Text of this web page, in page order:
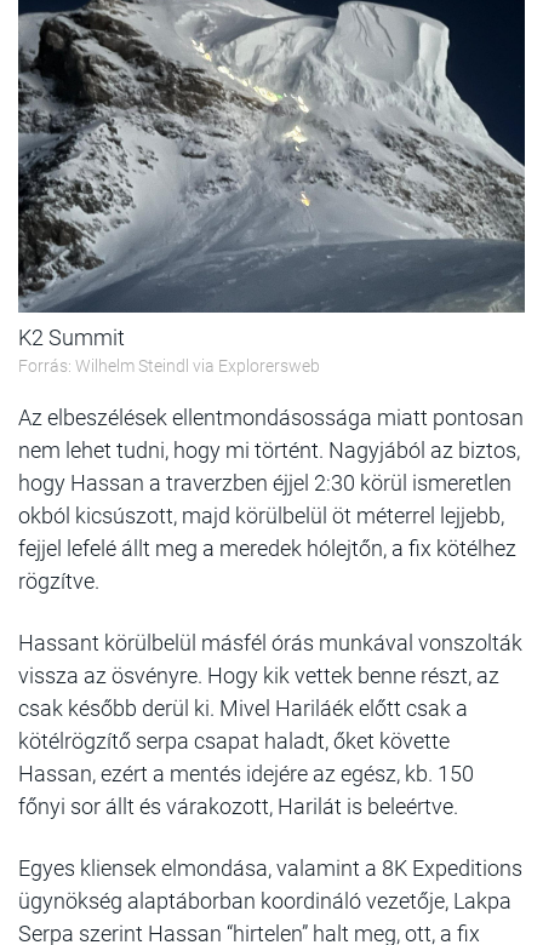
K2 Summit
Forrás: Wilhelm Steindl via Explorersweb
Az elbeszélések ellentmondásossága miatt pontosan
nem lehet tudni, hogy mi történt. Nagyjából az biztos,
hogy Hassan a traverzben éjjel 2:30 körül ismeretlen
okból kicsúszott, majd körülbelül öt méterrel lejjebb,
fejjel lefelé állt meg a meredek hólejtőn, a fix kötélhez
rögzítve.
Hassant körülbelül másfél órás munkával vonszolták
vissza az ösvényre. Hogy kik vettek benne részt, az
csak később derül ki. Mivel Hariláék előtt csak a
kötélrögzítő serpa csapat haladt, őket követte
Hassan, ezért a mentés idejére az egész, kb. 150
főnyi sor állt és várakozott, Harilát is beleértve.
Egyes kliensek elmondása, valamint a 8K Expeditions
ügynökség alaptáborban koordináló vezetője, Lakpa
Serpa szerint Hassan “hirtelen” halt meg, ott, a fix